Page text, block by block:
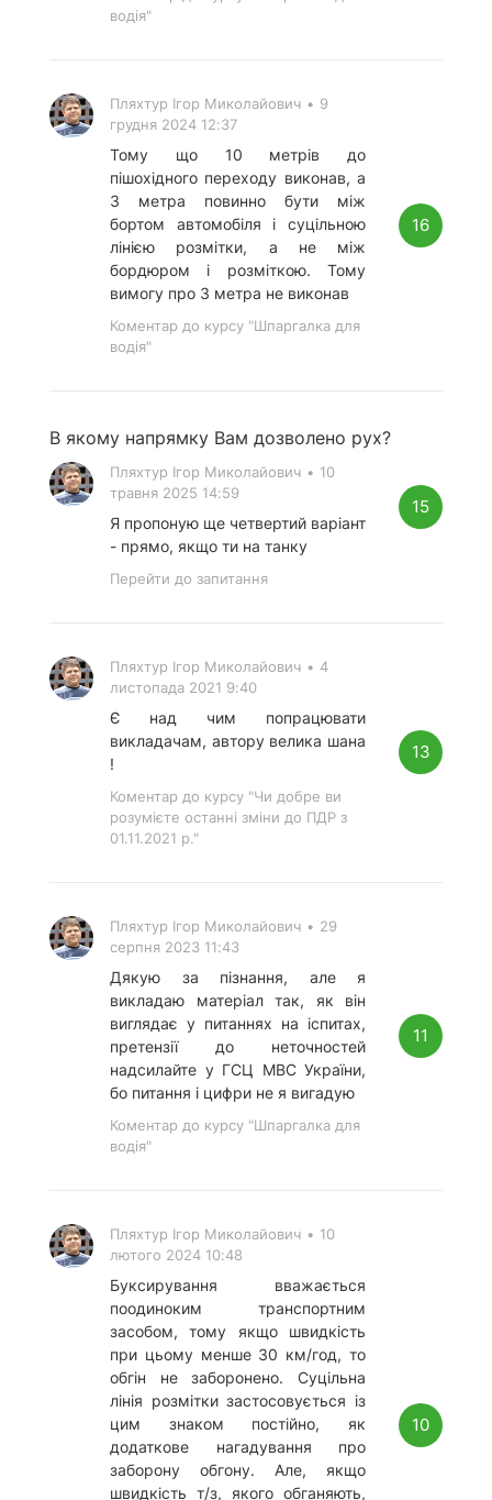
водія"
Пляхтур Ігор Миколайович • 9
грудня 2024 12:37
Тому що 10 метрів до
пішохідного переходу виконав, а
З метра повинно бути між
бортом автомобіля і суцільною
лінією розмітки, а не між
бордюром і розміткою. Тому
вимогу про 3 метра не виконав
Коментар до курсу "Шпаргалка для
водія"
16
В якому напрямку Вам дозволено рух?
Пляхтур Ігор Миколайович • 10
травня 2025 14:59
Я пропоную ще четвертий варіант
- прямо, якщо ти на танку
Перейти до запитання
15
Пляхтур Ігор Миколайович • 4
листопада 2021 9:40
Є над чим попрацювати
викладачам, автору велика шана
!
Коментар до курсу "Чи добре ви
розумієте останні зміни до ПДР з
01.11.2021 р."
13
Пляхтур Ігор Миколайович • 29
серпня 2023 11:43
Дякую за пізнання, але я
викладаю матеріал так, як він
виглядає у питаннях на іспитах,
претензії до неточностей
надсилайте у ГСЦ МВС України,
бо питання і цифри не я вигадую
Коментар до курсу "Шпаргалка для
водія"
11
Пляхтур Ігор Миколайович • 10
лютого 2024 10:48
Буксирування вважається
поодиноким транспортним
засобом, тому якщо швидкість
при цьому менше 30 км/год, то
обгін не заборонено. Суцільна
лінія розмітки застосовується із
цим знаком постійно, як
додаткове нагадування про
заборону обгону. Але, якщо
швидкість т/з, якого обганяють,
10